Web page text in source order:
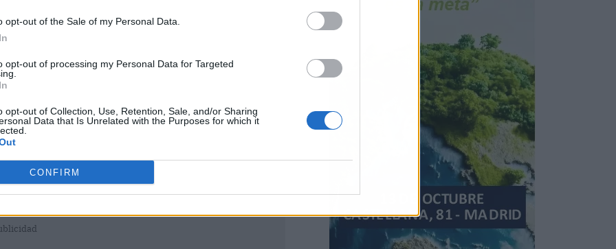
opt-out of the Sale of my Personal Data.
opt-out of processing my Personal Data for Targeted
opt-out of Collection, Use, Retention, Sale, and/or Sharing
Data that Is Unrelated with the Purposes for which it
CONFIRM